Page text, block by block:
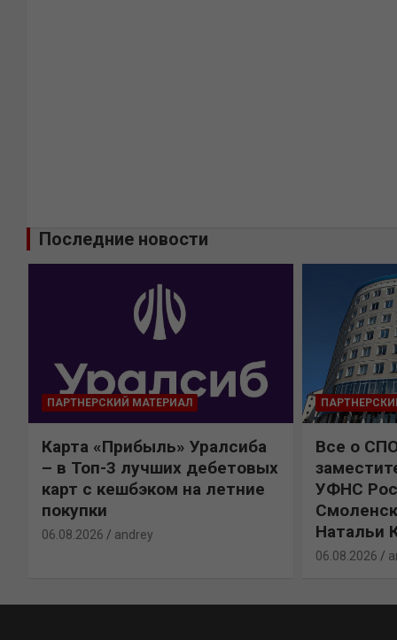
Последние новости
ПАРТНЕРСКИЙ МАТЕРИАЛ
Карта «Прибыль» Уралсиба
– в Топ-3 лучших дебетовых
карт с кешбэком на летние
покупки
06.08.2026 andrey
Все о
УФНС
Натальи
06.08.2026